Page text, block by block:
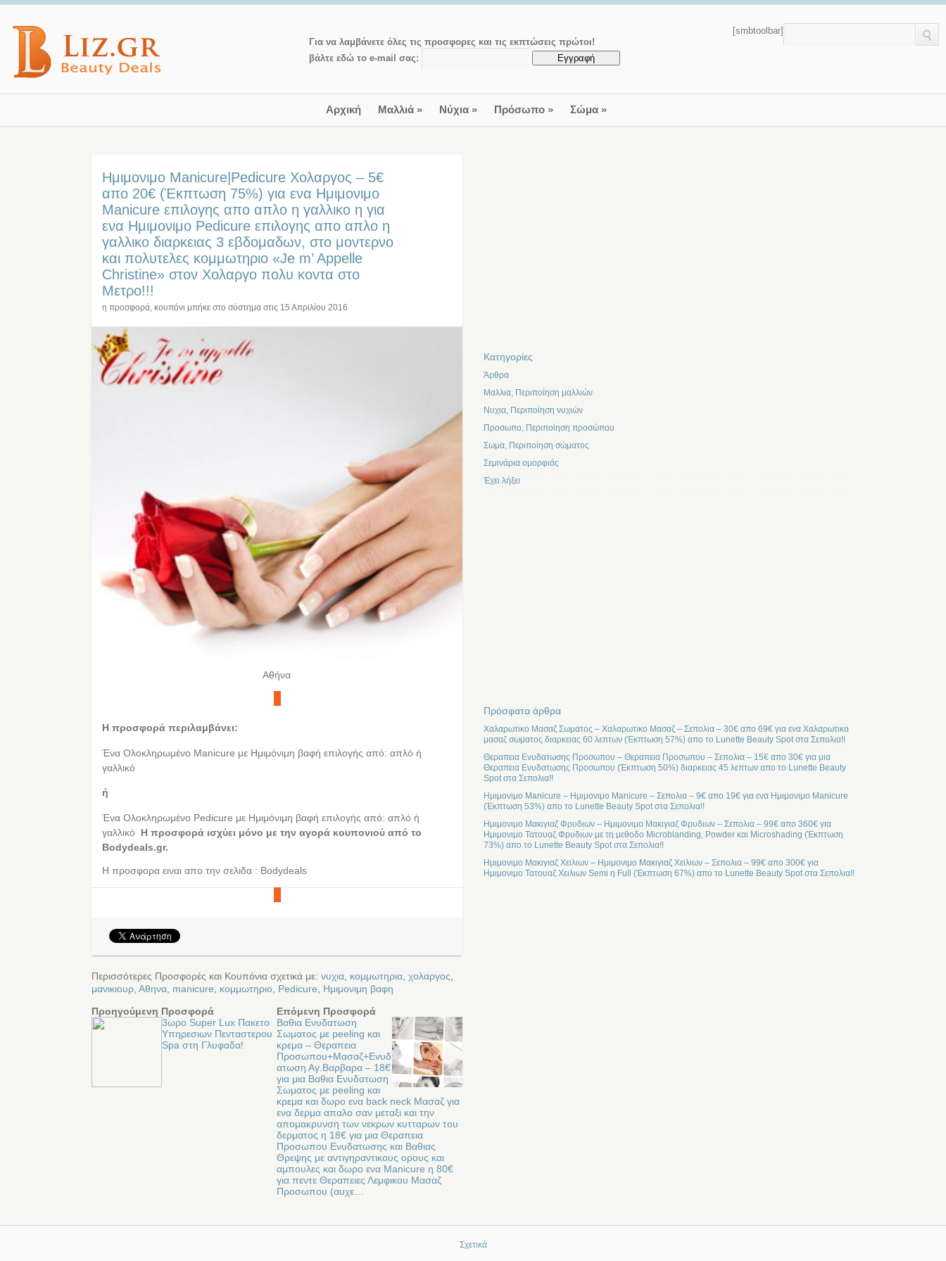
Για να λαμβάνετε όλες τις προσφορες και τις εκπτώσεις πρώτοι!
βάλτε εδώ το e-mail σας:
[smbtoolbar]
Αρχική Μαλλιά» Νύχια» Πρόσωπο» Σώμα»
Ημιμονιμο Manicure|Pedicure Χολαργος – 5€
απο 20€ (Έκπτωση 75%) για ενα Ημιμονιμο
Manicure επιλογης απο απλο η γαλλικο η για
ενα Ημιμονιμο Pedicure επιλογης απο απλο η
γαλλικο διαρκειας 3 εβδομαδων, στο μοντερνο
και πολυτελες κομμωτηριο «Je m’ Appelle
Christine» στον Χολαργο πολυ κοντα στο
Μετρο!!!
η προσφορά, κουπόνι μπήκε στο σύστημα στις 15 Απριλίου 2016
Αθήνα
Η προσφορά περιλαμβάνει:
Ένα Ολοκληρωμένο Manicure με Ημιμόνιμη βαφή επιλογής από: απλό ή
γαλλικό
ή
Ένα Ολοκληρωμένο Pedicure με Ημιμόνιμη βαφή επιλογής από: απλό ή
γαλλικό Η προσφορά ισχύει μόνο με την αγορά κουπονιού από τo
Bodydeals.gr.
Η προσφορα ειναι απο την σελιδα : Bodydeals
Περισσότερες Προσφορές και Κουπόνια σχετικά με: νυχια, κομμωτηρια, χολαργος,
μανικιουρ, Αθηνα, manicure, κομμωτηριο, Pedicure, Ημιμονιμη βαφη
Προηγούμενη Προσφορά
3ωρο Super Lux Πακετο
Υπηρεσιων Πενταστερου
Spa στη Γλυφαδα!
Επόμενη Προσφορά
Βαθια Ενυδατωση
Σωματος με peeling και
κρεμα – Θεραπεια
Προσωπου+Μασαζ+Ενυδ
ατωση Αγ.Βαρβαρα – 18€
για μια Βαθια Ενυδατωση
Σωματος με peeling και
κρεμα και δωρο ενα back neck Μασαζ για
ενα δερμα απαλο σαν μεταξι και την
απομακρυνση των νεκρων κυτταρων του
δερματος η 18€ για μια Θεραπεια
Προσωπου Ενυδατωσης και Βαθιας
Θρεψης με αντιγηραντικους ορους και
αμπουλες και δωρο ενα Manicure η 80€
για πεντε Θεραπειες Λεμφικου Μασαζ
Προσωπου (αυχε…
Kατηγορίες
Άρθρα
Μαλλια, Περιποίηση μαλλιών
Νυχια, Περιποίηση νυχιών
Προσωπο, Περιποίηση προσώπου
Σωμα, Περιποίηση σώματος
Σεμινάρια ομορφιάς
Έχει λήξει
Πρόσφατα άρθρα
Χαλαρωτικο Μασαζ Σωματος – Χαλαρωτικο Μασαζ – Σεπολια – 30€ απο 69€ για ενα Χαλαρωτικο
μασαζ σωματος διαρκειας 60 λεπτων (Έκπτωση 57%) απο το Lunette Beauty Spot στα Σεπολια!!
Θεραπεια Ενυδατωσης Προσωπου – Θεραπεια Προσωπου – Σεπολια – 15€ απο 30€ για μια
Θεραπεια Ενυδατωσης Προσωπου (Έκπτωση 50%) διαρκειας 45 λεπτων απο το Lunette Beauty
Spot στα Σεπολια!!
Ημιμονιμο Manicure – Ημιμονιμο Manicure – Σεπολια – 9€ απο 19€ για ενα Ημιμονιμο Manicure
(Έκπτωση 53%) απο το Lunette Beauty Spot στα Σεπολια!!
Ημιμονιμο Μακιγιαζ Φρυδιων – Ημιμονιμο Μακιγιαζ Φρυδιων – Σεπολια – 99€ απο 360€ για
Ημιμονιμο Τατουαζ Φρυδιων με τη μεθοδο Microblanding, Powder και Microshading (Έκπτωση
73%) απο το Lunette Beauty Spot στα Σεπολια!!
Ημιμονιμο Μακιγιαζ Χειλιων – Ημιμονιμο Μακιγιαζ Χειλιων – Σεπολια – 99€ απο 300€ για
Ημιμονιμο Τατουαζ Χειλιων Semi η Full (Έκπτωση 67%) απο το Lunette Beauty Spot στα Σεπολια!!
Σχετικά